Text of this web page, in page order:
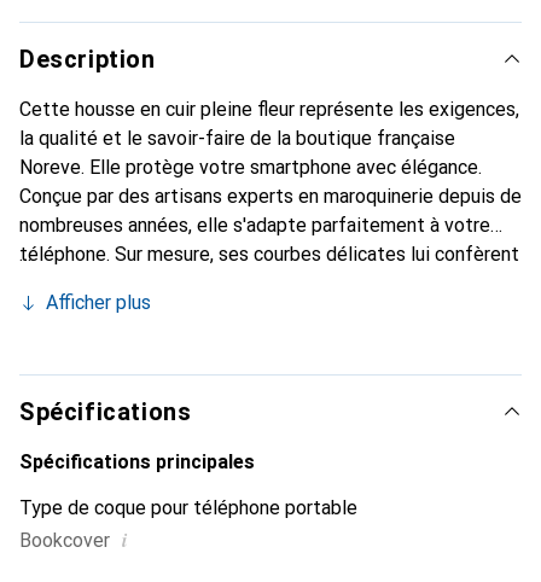
Description
Cette housse en cuir pleine fleur représente les exigences,
la qualité et le savoir-faire de la boutique française
Noreve. Elle protège votre smartphone avec élégance.
Conçue par des artisans experts en maroquinerie depuis de
nombreuses années, elle s'adapte parfaitement à votre
téléphone. Sur mesure, ses courbes délicates lui confèrent
et indispensable pour votre smartphone. Reconnaître à
marque Noreve est un choix sûr pour une clientèle
exigeante.
Afficher plus
Spécifications
Spécifications principales
Type de coque pour téléphone portable
Bookcover i